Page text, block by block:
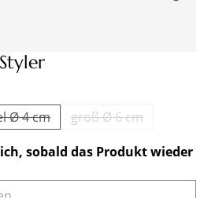
nicht verfügbar.)
Ø 4 cm
(Diese Option ist zurzeit nicht
groß Ø 6 cm(Diese Option ist
sobald das Produkt wieder